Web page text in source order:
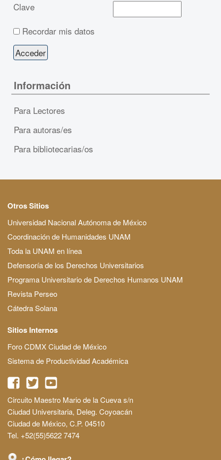
Clave
Recordar mis datos
Información
Para Lectores
Para autoras/es
Para bibliotecarias/os
Otros Sitios
Universidad Nacional Autónoma de México
Coordinación de Humanidades UNAM
Toda la UNAM en línea
Defensoría de los Derechos Universitarios
Programa Universitario de Derechos Humanos UNAM
Revista Perseo
Cátedra Solana
Sitios Internos
Foro CDMX Ciudad de México
Sistema de Productividad Académica
Circuito Maestro Mario de la Cueva s/n
Ciudad Universitaria, Deleg. Coyoacán
Ciudad de México, C.P. 04510
Tel. +52(55)5622 7474